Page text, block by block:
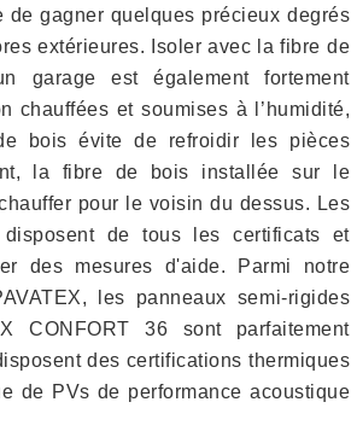
gagner quelques précieux degrés
extérieures. Isoler avec la fibre de
garage est également fortement
chauffées et soumises à l’humidité,
bois évite de refroidir les pièces
la fibre de bois installée sur le
pour le voisin du dessus. Les
de tous les certificats et
des mesures d'aide. Parmi notre
les panneaux semi-rigides
CONFORT 36 sont parfaitement
des certifications thermiques
de PVs de performance acoustique